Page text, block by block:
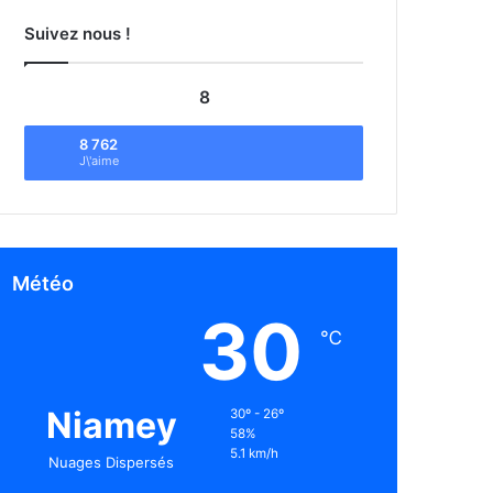
Suivez nous !
8
8 762
J\'aime
Météo
Niamey
Nuages Dispersés
30 ℃
30º - 26º
58%
5.1 km/h